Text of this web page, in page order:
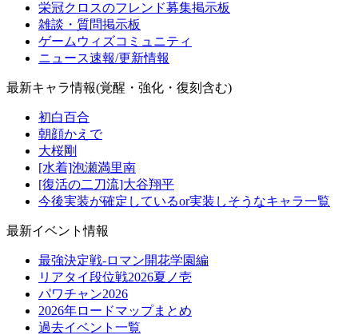
栄冠クロスのフレンド募集掲示板
雑談・質問掲示板
ゲームウィズコミュニティ
ニュース速報/更新情報
最新キャラ情報(覚醒・強化・復刻含む)
初白百合
朝顔かえで
大桜剛
[水着]泡瀬満里南
[復活の二刀流]大谷翔平
今後実装が確定しているor実装しそうなキャラ一覧
最新イベント情報
最強決定戦-ロマン開花学園編
リアタイ段位戦2026夏ノ壱
パワチャン2026
2026年ロードマップまとめ
過去イベント一覧